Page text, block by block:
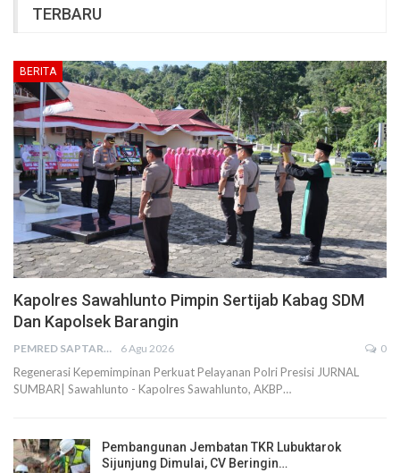
TERBARU
BERITA
Kapolres Sawahlunto Pimpin Sertijab Kabag SDM
Dan Kapolsek Barangin
PEMRED SAPTARIUS 6 Agu 2026 0
Regenerasi Kepemimpinan Perkuat Pelayanan Polri Presisi JURNAL
SUMBAR| Sawahlunto - Kapolres Sawahlunto, AKBP…
Pembangunan Jembatan TKR Lubuktarok
Sijunjung Dimulai, CV Beringin…